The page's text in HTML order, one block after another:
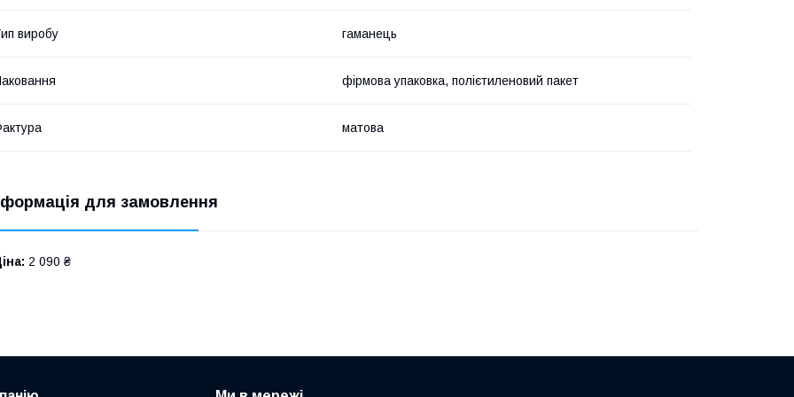
виробу гаманець
фірмова упаковка, полієтиленовий пакет
матова
для замовлення
2 090 ₴